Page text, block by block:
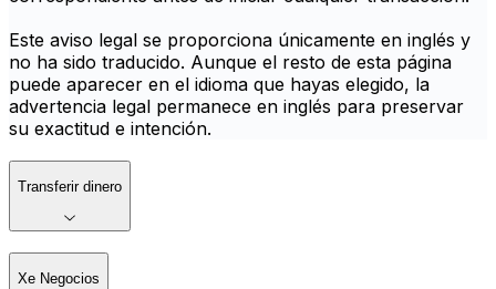
Este aviso legal se proporciona únicamente en inglés y
no ha sido traducido. Aunque el resto de esta página
puede aparecer en el idioma que hayas elegido, la
advertencia legal permanece en inglés para preservar
su exactitud e intención.
Transferir dinero
Xe Negocios